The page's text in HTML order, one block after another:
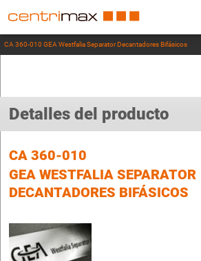
CA 360-010 GEA Westfalia Separator Decantadores Bifásicos
Detalles del producto
CA 360-010
GEA WESTFALIA SEPARATOR
DECANTADORES BIFÁSICOS